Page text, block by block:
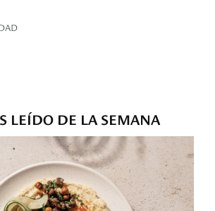
LEÍDO DE LA SEMANA